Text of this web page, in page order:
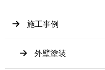
施工事例
外壁塗装